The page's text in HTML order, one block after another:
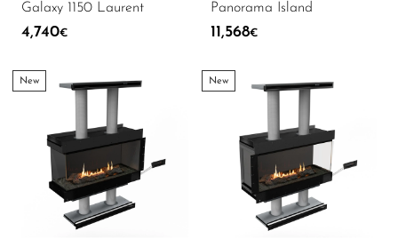
Galaxy 1150 Laurent
4,740€
Panorama Island
11,568€
New New